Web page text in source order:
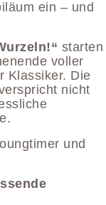
ein – und
starten
voller
Klassiker. Die
nicht
und